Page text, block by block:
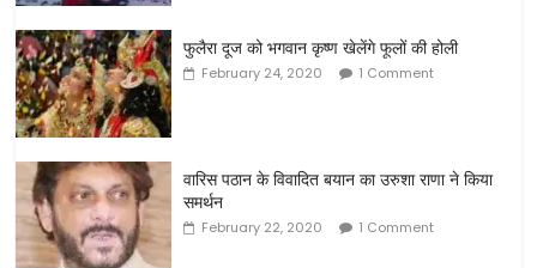
फुलैरा दूज को भगवान कृष्ण खेलेंगे फूलों की होली
February 24, 2020 1 Comment
वारिस पठान के विवादित बयान का उरुशा राणा ने किया
समर्थन
February 22, 2020 1 Comment